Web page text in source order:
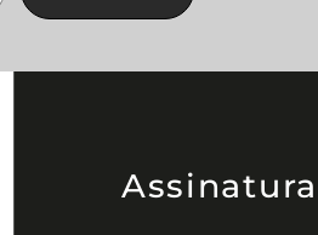
Assinatura